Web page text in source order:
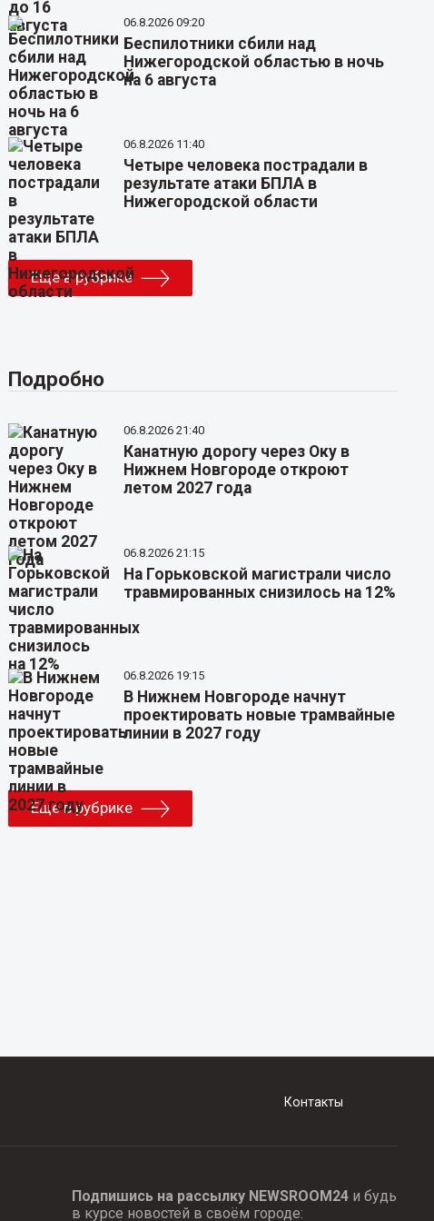
06.8.2026 09:20
Беспилотники сбили над
Нижегородской областью в ночь
на 6 августа
06.8.2026 11:40
Четыре человека пострадали в
результате атаки БПЛА в
Нижегородской области
Еще в рубрике
Подробно
06.8.2026 21:40
Канатную дорогу через Оку в
Нижнем Новгороде откроют
летом 2027 года
06.8.2026 21:15
На Горьковской магистрали число
травмированных снизилось на 12%
06.8.2026 19:15
В Нижнем Новгороде начнут
проектировать новые трамвайные
линии в 2027 году
Еще в рубрике
Контакты
Подпишись на рассылку NEWSROOM24и будь
в курсе новостей в своём городе: